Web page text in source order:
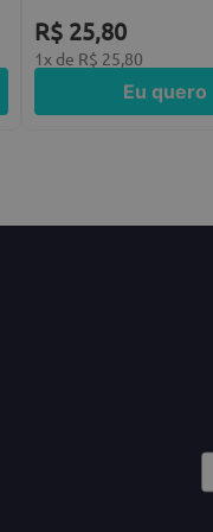
R$ 25,80
1 x de R$ 25,80
Eu quero